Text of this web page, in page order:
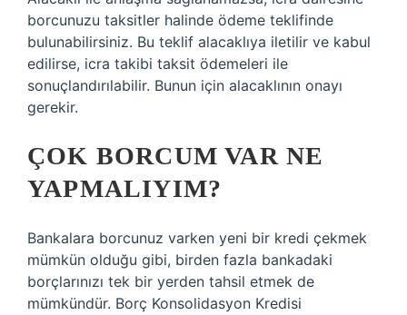
borcunuzu taksitler halinde ödeme teklifinde
bulunabilirsiniz. Bu teklif alacaklıya iletilir ve kabul
edilirse, icra takibi taksit ödemeleri ile
sonuçlandırılabilir. Bunun için alacaklının onayı
gerekir.
ÇOK BORCUM VAR NE
YAPMALIYIM?
Bankalara borcunuz varken yeni bir kredi çekmek
mümkün olduğu gibi, birden fazla bankadaki
borçlarınızı tek bir yerden tahsil etmek de
mümkündür. Borç Konsolidasyon Kredisi